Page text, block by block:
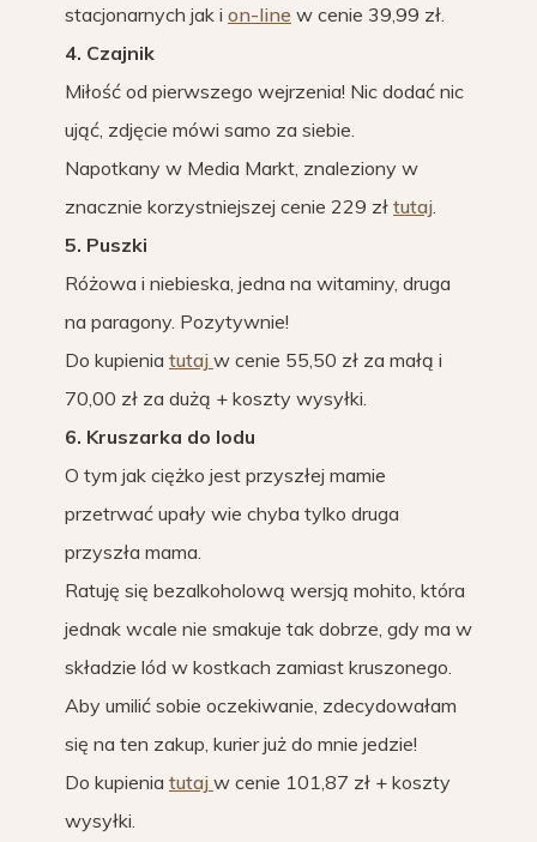
stacjonarnych jak i on-line w cenie 39,99 zł.
4. Czajnik
Miłość od pierwszego wejrzenia! Nic dodać nic
ująć, zdjęcie mówi samo za siebie.
Napotkany w Media Markt, znaleziony w
znacznie korzystniejszej cenie 229 zł tutaj
5. Puszki
Różowa i niebieska, jedna na witaminy, druga
na paragony. Pozytywnie!
Do kupienia tutaj w cenie 55,50 zł za małą i
70,00 zł za dużą + koszty wysyłki.
6. Kruszarka do lodu
O tym jak ciężko jest przyszłej mamie
przetrwać upały wie chyba tylko druga
przyszła mama.
Ratuję się bezalkoholową wersją mohito, która
jednak wcale nie smakuje tak dobrze, gdy ma w
składzie lód w kostkach zamiast kruszonego.
Aby umilić sobie oczekiwanie, zdecydowałam
się na ten zakup, kurier już do mnie jedzie!
Do kupienia tutaj w cenie 101,87 zł + koszty
wysyłki.